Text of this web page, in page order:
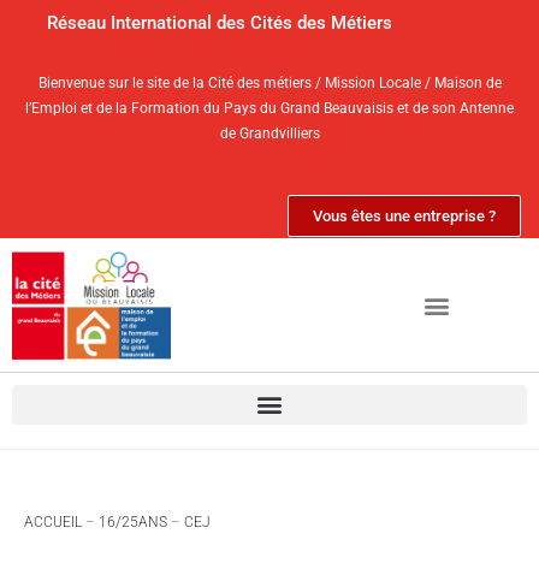
Réseau International des Cités des Métiers
Bienvenue sur le site de la Cité des métiers / Mission Locale / Maison de
l’Emploi et de la Formation du Pays du Grand Beauvaisis et de son Antenne
de Grandvilliers
Vous êtes une entreprise ?
ACCUEIL – 16/25ANS – CEJ